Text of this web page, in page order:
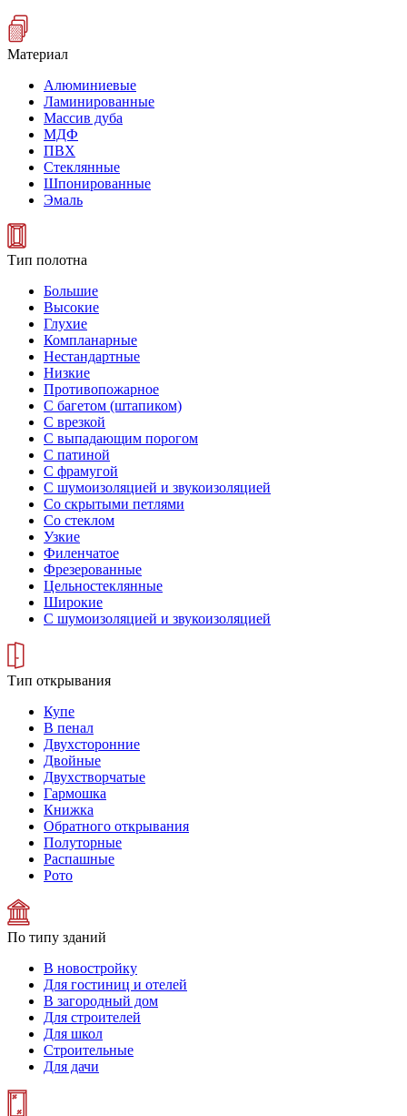
Материал
Алюминиевые
Ламинированные
Массив дуба
МДФ
ПВХ
Стеклянные
Шпонированные
Эмаль
Тип полотна
Большие
Высокие
Глухие
Компланарные
Нестандартные
Низкие
Противопожарное
С багетом (штапиком)
С врезкой
С выпадающим порогом
С патиной
С фрамугой
С шумоизоляцией и звукоизоляцией
Со скрытыми петлями
Со стеклом
Узкие
Филенчатое
Фрезерованные
Цельностеклянные
Широкие
С шумоизоляцией и звукоизоляцией
Тип открывания
Купе
В пенал
Двухсторонние
Двойные
Двухстворчатые
Гармошка
Книжка
Обратного открывания
Полуторные
Распашные
Рото
По типу зданий
В новостройку
Для гостиниц и отелей
В загородный дом
Для строителей
Для школ
Строительные
Для дачи